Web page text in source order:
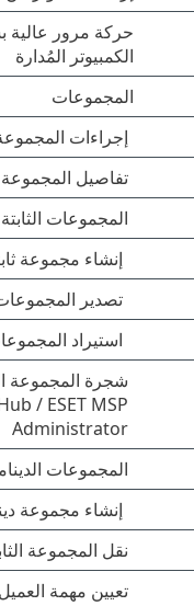
حركة مرور
الكمبيوتر المُدارة
المجموعات
إجراءات
تفاصيل المجموعة
المجموعات الثابتة
إنشاء مجموعة
تصدير المجموعات
استيراد
/ ESET MSP
Administrator
المجموعات
إنشاء مجموعة
نقل المجموعة
تعيين مهمة